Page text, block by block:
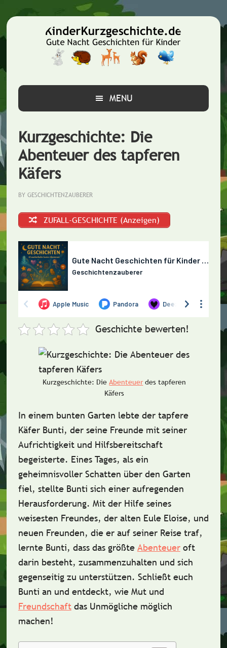
Hauptnavigation
springen
Inhalt
springen
Seitenspalte
springen
MENU
Kurzgeschichte: Die
Abenteuer des tapferen
Käfers
BY GESCHICHTENZAUBERER
ZUFALL-GESCHICHTE (Anzeigen)
Geschichte bewerten!
Kurzgeschichte: DieAbenteuerdes tapferen
Käfers
In einem bunten Garten lebte der tapfere
Käfer Bunti, der seine Freunde mit seiner
Aufrichtigkeit und Hilfsbereitschaft
begeisterte. Eines Tages, als ein
geheimnisvoller Schatten über den Garten
fiel, stellte Bunti sich einer aufregenden
Herausforderung. Mit der Hilfe seines
weisesten Freundes, der alten Eule Eloise, und
neuen Freunden, die er auf seiner Reise traf,
lernte Bunti, dass das größte Abenteueroft
darin besteht, zusammenzuhalten und sich
gegenseitig zu unterstützen. Schließt euch
Bunti an und entdeckt, wie Mut und
Freundschaftdas Unmögliche möglich
machen!